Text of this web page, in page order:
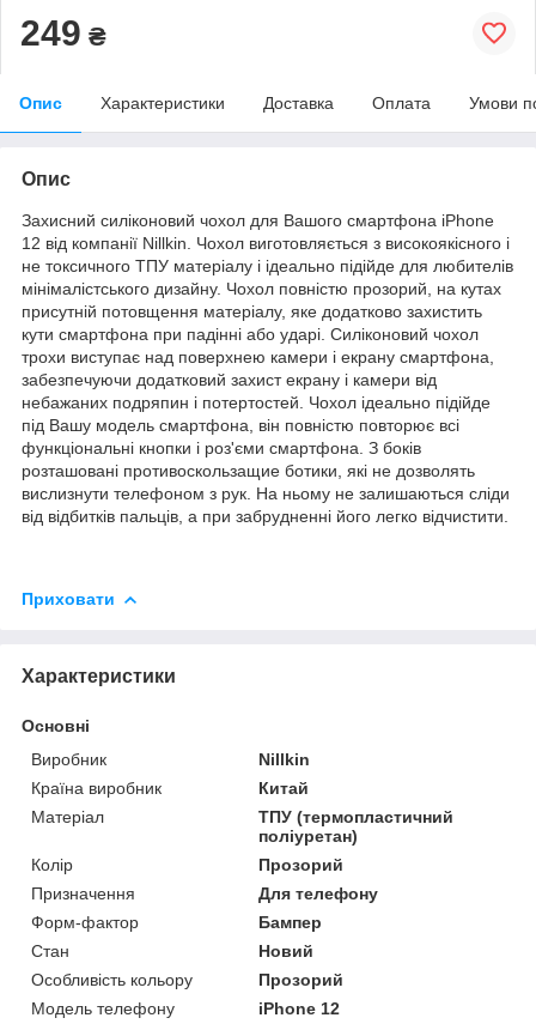
249 ₴
Опис Характеристики Доставка Оплата Умови
Опис
Захисний силіконовий чохол для Вашого смартфона iPhone
12 від компанії Nillkin. Чохол виготовляється з високоякісного і
не токсичного ТПУ матеріалу і ідеально підійде для любителів
мінімалістського дизайну. Чохол повністю прозорий, на кутах
присутній потовщення матеріалу, яке додатково захистить
кути смартфона при падінні або ударі. Силіконовий чохол
трохи виступає над поверхнею камери і екрану смартфона,
забезпечуючи додатковий захист екрану і камери від
небажаних подряпин і потертостей. Чохол ідеально підійде
під Вашу модель смартфона, він повністю повторює всі
функціональні кнопки і роз'єми смартфона. З боків
розташовані противоскользащие ботики, які не дозволять
вислизнути телефоном з рук. На ньому не залишаються сліди
від відбитків пальців, а при забрудненні його легко відчистити.
Приховати
Характеристики
Основні
Виробник
Nillkin
Країна виробник
Китай
Матеріал
ТПУ (термопластичний
поліуретан)
Колір
Прозорий
Призначення
Для телефону
Форм-фактор
Бампер
Стан
Новий
Особливість кольору
Прозорий
Модель телефону
iPhone 12